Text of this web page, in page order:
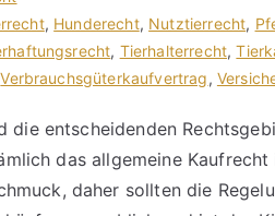
, Hunderecht, Nutztierrecht,
, Tierhalterrecht,
Verbrauchsgüterkaufvertrag,
entscheidenden
das allgemeine
daher sollten die